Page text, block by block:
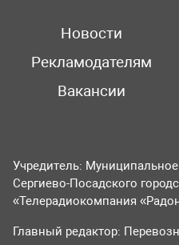
Новости
Рекламодателям
Вакансии
Учредитель:
Сергиево-Посадского
«Телерадиокомпания
Главный редактор: